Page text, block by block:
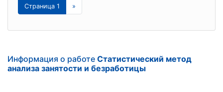
Страница 1 »
Информация о работе Статистический метод
анализа занятости и безработицы